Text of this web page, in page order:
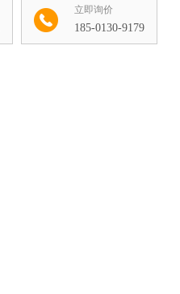
立即询价
185-0130-9179